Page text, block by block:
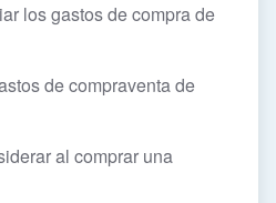
los gastos de compra de
de compraventa de
al comprar una